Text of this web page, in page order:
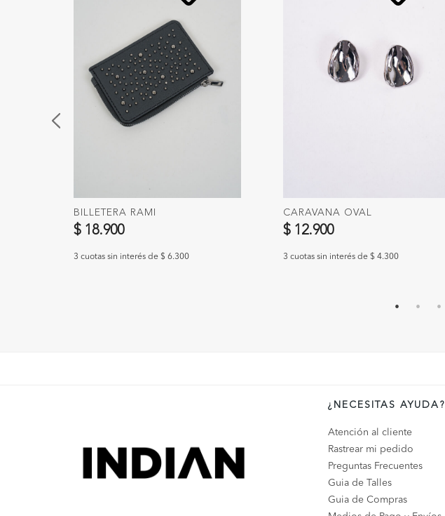
BILLETERA RAMI
$ 18.900
3 cuotas sin interés de $ 6.300
CARAVANA OVAL
$ 12.900
3 cuotas sin interés de $ 4.300
¿NECESITAS AYUDA?
Atención al cliente
Rastrear mi pedido
Preguntas Frecuentes
Guia de Talles
Guia de Compras